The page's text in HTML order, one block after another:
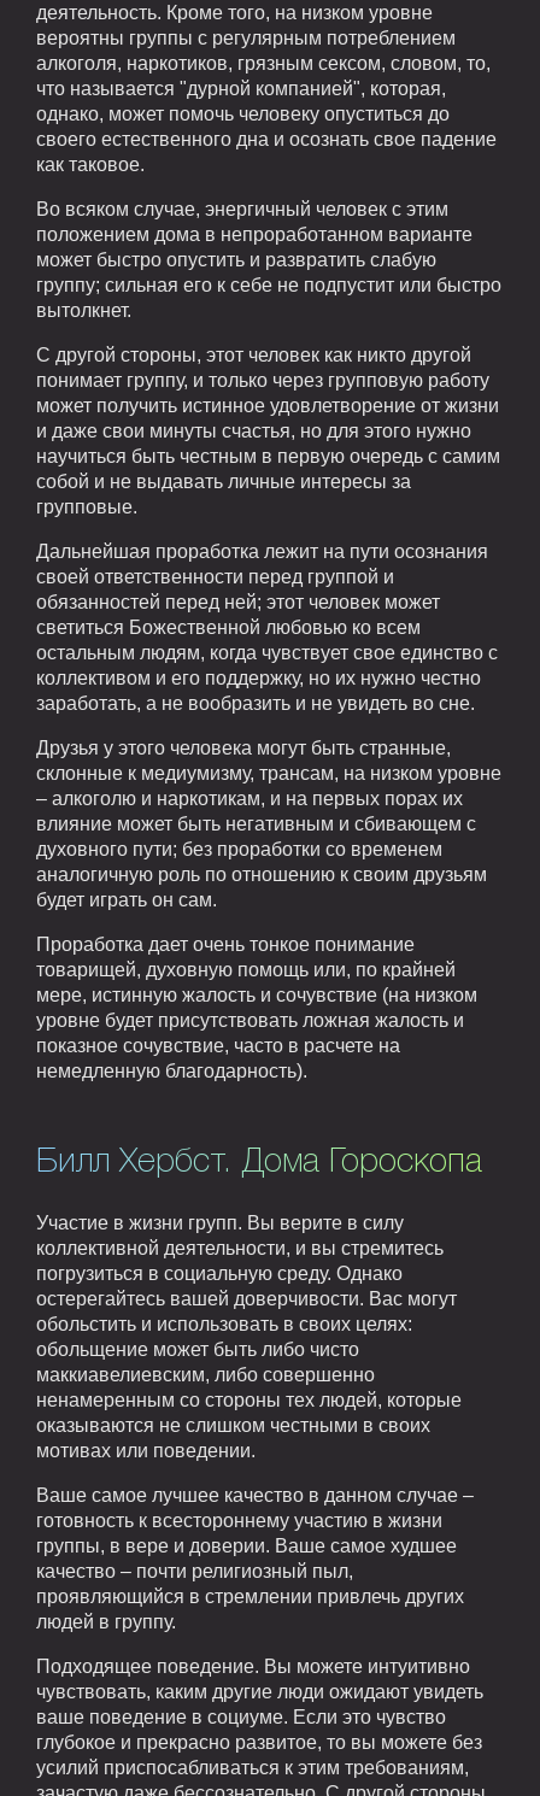
деятельность. Кроме того, на низком уровне
вероятны группы с регулярным потреблением
алкоголя, наркотиков, грязным сексом, словом, то,
что называется "дурной компанией", которая,
однако, может помочь человеку опуститься до
своего естественного дна и осознать свое падение
как таковое.
Во всяком случае, энергичный человек с этим
положением дома в непроработанном варианте
может быстро опустить и развратить слабую
группу; сильная его к себе не подпустит или быстро
вытолкнет.
С другой стороны, этот человек как никто другой
понимает группу, и только через групповую работу
может получить истинное удовлетворение от жизни
и даже свои минуты счастья, но для этого нужно
научиться быть честным в первую очередь с самим
собой и не выдавать личные интересы за
групповые.
Дальнейшая проработка лежит на пути осознания
своей ответственности перед группой и
обязанностей перед ней; этот человек может
светиться Божественной любовью ко всем
остальным людям, когда чувствует свое единство с
коллективом и его поддержку, но их нужно честно
заработать, а не вообразить и не увидеть во сне.
Друзья у этого человека могут быть странные,
склонные к медиумизму, трансам, на низком уровне
– алкоголю и наркотикам, и на первых порах их
влияние может быть негативным и сбивающем с
духовного пути; без проработки со временем
аналогичную роль по отношению к своим друзьям
будет играть он сам.
Проработка дает очень тонкое понимание
товарищей, духовную помощь или, по крайней
мере, истинную жалость и сочувствие (на низком
уровне будет присутствовать ложная жалость и
показное сочувствие, часто в расчете на
немедленную благодарность).
Билл Хербст. Дома Гороскопа
Участие в жизни групп. Вы верите в силу
коллективной деятельности, и вы стремитесь
погрузиться в социальную среду. Однако
остерегайтесь вашей доверчивости. Вас могут
обольстить и использовать в своих целях:
обольщение может быть либо чисто
маккиавелиевским, либо совершенно
ненамеренным со стороны тех людей, которые
оказываются не слишком честными в своих
мотивах или поведении.
Ваше самое лучшее качество в данном случае –
готовность к всестороннему участию в жизни
группы, в вере и доверии. Ваше самое худшее
качество – почти религиозный пыл,
проявляющийся в стремлении привлечь других
людей в группу.
Подходящее поведение. Вы можете интуитивно
чувствовать, каким другие люди ожидают увидеть
ваше поведение в социуме. Если это чувство
глубокое и прекрасно развитое, то вы можете без
усилий приспосабливаться к этим требованиям,